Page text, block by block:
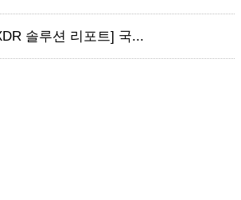
솔루션 리포트] 국...